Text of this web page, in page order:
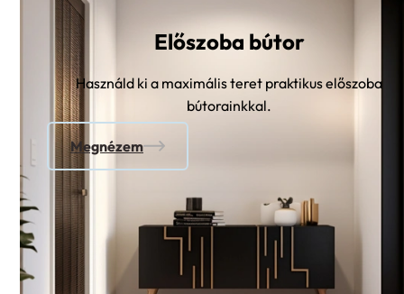
Előszoba bútor
Használd ki a maximális teret praktikus előszoba
bútorainkkal.
Megnézem